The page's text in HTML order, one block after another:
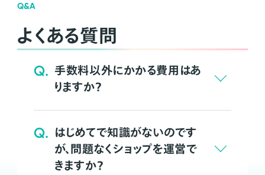
Q&A
よくある質問
Q. 手数料以外にかかる費用はあ
りますか？
Q. はじめてで知識がないのです
が、問題なくショップを運営で
きますか？